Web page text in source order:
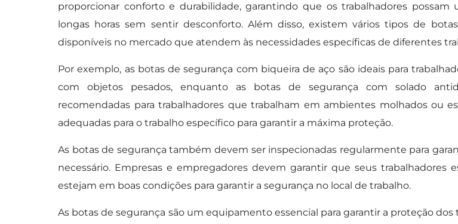
proporcionar conforto e durabilidade, garantindo que os trabalhadores possam
longas horas sem sentir desconforto. Além disso, existem vários tipos de
disponíveis no mercado que atendem às necessidades específicas de diferentes
Por exemplo, as botas de segurança com biqueira de aço são ideais para
com objetos pesados, enquanto as botas de segurança com solado
recomendadas para trabalhadores que trabalham em ambientes molhados ou
adequadas para o trabalho específico para garantir a máxima proteção.
As botas de segurança também devem ser inspecionadas regularmente para
necessário. Empresas e empregadores devem garantir que seus
estejam em boas condições para garantir a segurança no local de trabalho.
As botas de segurança são um equipamento essencial para garantir a proteção